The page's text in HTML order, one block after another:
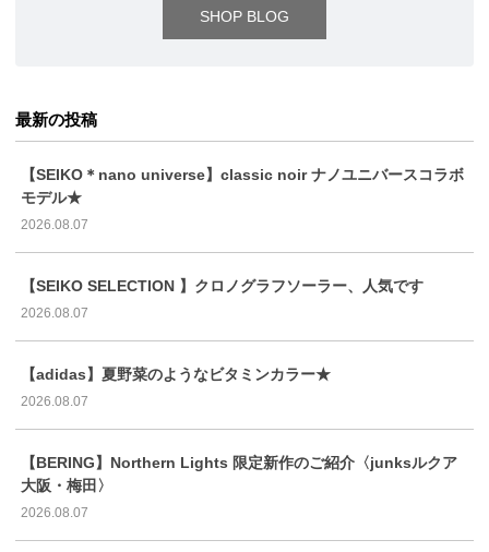
SHOP BLOG
最新の投稿
【SEIKO＊nano universe】classic noir ナノユニバースコラボ
モデル★
2026.08.07
【SEIKO SELECTION 】クロノグラフソーラー、人気です
2026.08.07
【adidas】夏野菜のようなビタミンカラー★
2026.08.07
【BERING】Northern Lights 限定新作のご紹介〈junksルクア
大阪・梅田〉
2026.08.07